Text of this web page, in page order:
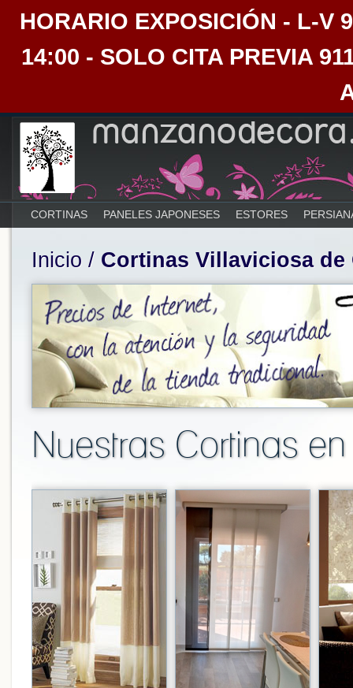
HORARIO EXPOSICIÓN - L-V
14:00 - SOLO CITA PREVIA
CORTINAS PANELES JAPONESES ESTORES
Inicio / Cortinas Villaviciosa de
Nuestras Cortinas